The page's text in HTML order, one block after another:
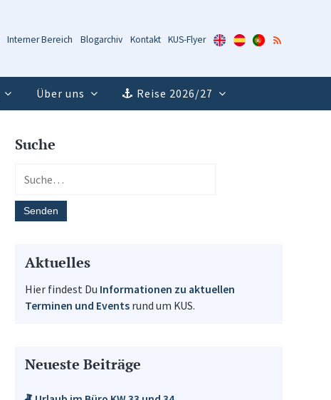
Interner Bereich Blogarchiv Kontakt KUS-Flyer
KUS-
Flyer
KUS-
Flyer
KUS-
Flyer
RSS-
Über uns Reise 2026/27
Suche
Aktuelles
Hier findest Du Informationen zu aktuellen
Terminen und Eventsrund um KUS.
Neueste Beiträge